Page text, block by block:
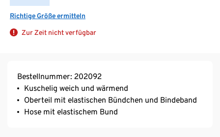
Richtige Größe ermitteln
Zur Zeit nicht verfügbar
Bestellnummer: 202092
Kuschelig weich und wärmend
Oberteil mit elastischen Bündchen und Bindeband
Hose mit elastischem Bund